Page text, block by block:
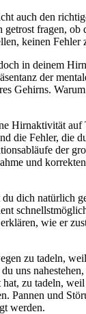
auch den
fragen,
keinen
in deinem
der
Gehirns.
Hirnaktivität
die Fehler,
der
und
dich
wie er
zu tadeln,
uns
zu tadeln,
Pannen und
werden.